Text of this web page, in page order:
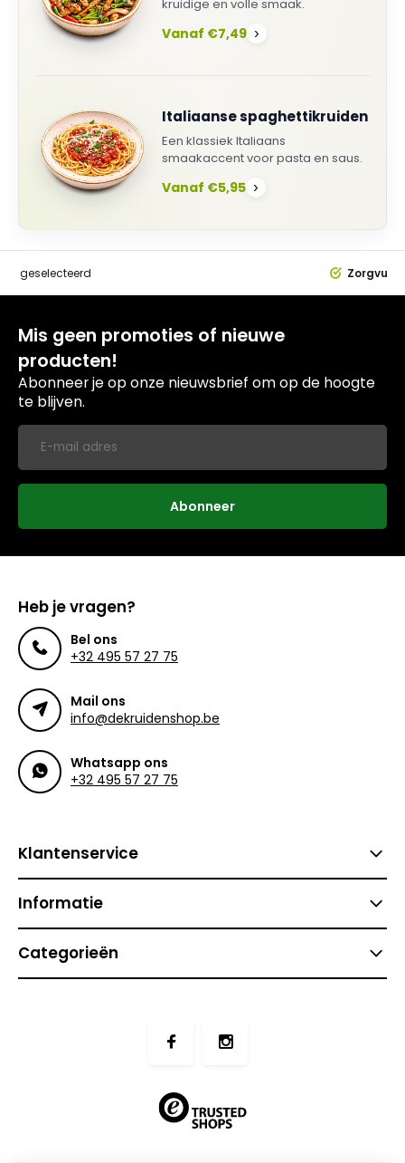
kruidige en volle smaak.
Vanaf €7,49 ›
Italiaanse spaghettikruiden
Een klassiek Italiaans
smaakaccent voor pasta en saus.
Vanaf €5,95 ›
geselecteerd
Mis geen promoties of nieuwe
producten!
Abonneer je op onze nieuwsbrief om op de hoogte
te blijven.
Abonneer
Heb je vragen?
Bel ons
+32 495 57 27 75
Mail ons
info@dekruidenshop.be
Whatsapp ons
+32 495 57 27 75
Klantenservice
Informatie
Categorieën